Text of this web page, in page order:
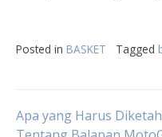
Posted in BASKET Tagged
Post
Apa yang Harus